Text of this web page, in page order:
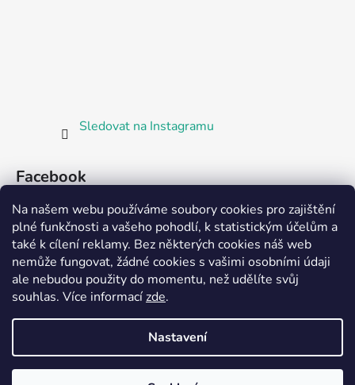
Na našem webu používáme soubory cookies pro zajištění
plné funkčnosti a vašeho pohodlí, k statistickým účelům a
také k cílení reklamy. Bez některých cookies náš web
nemůže fungovat, žádné cookies s vašimi osobními údaji
ale nebudou použity do momentu, než udělíte svůj
souhlas. Více informacízde.
Nastavení
Sledovat na Instagramu
Facebook
Partnerská prodejna Barefoot Plzeň
Vytvořil Shoptet